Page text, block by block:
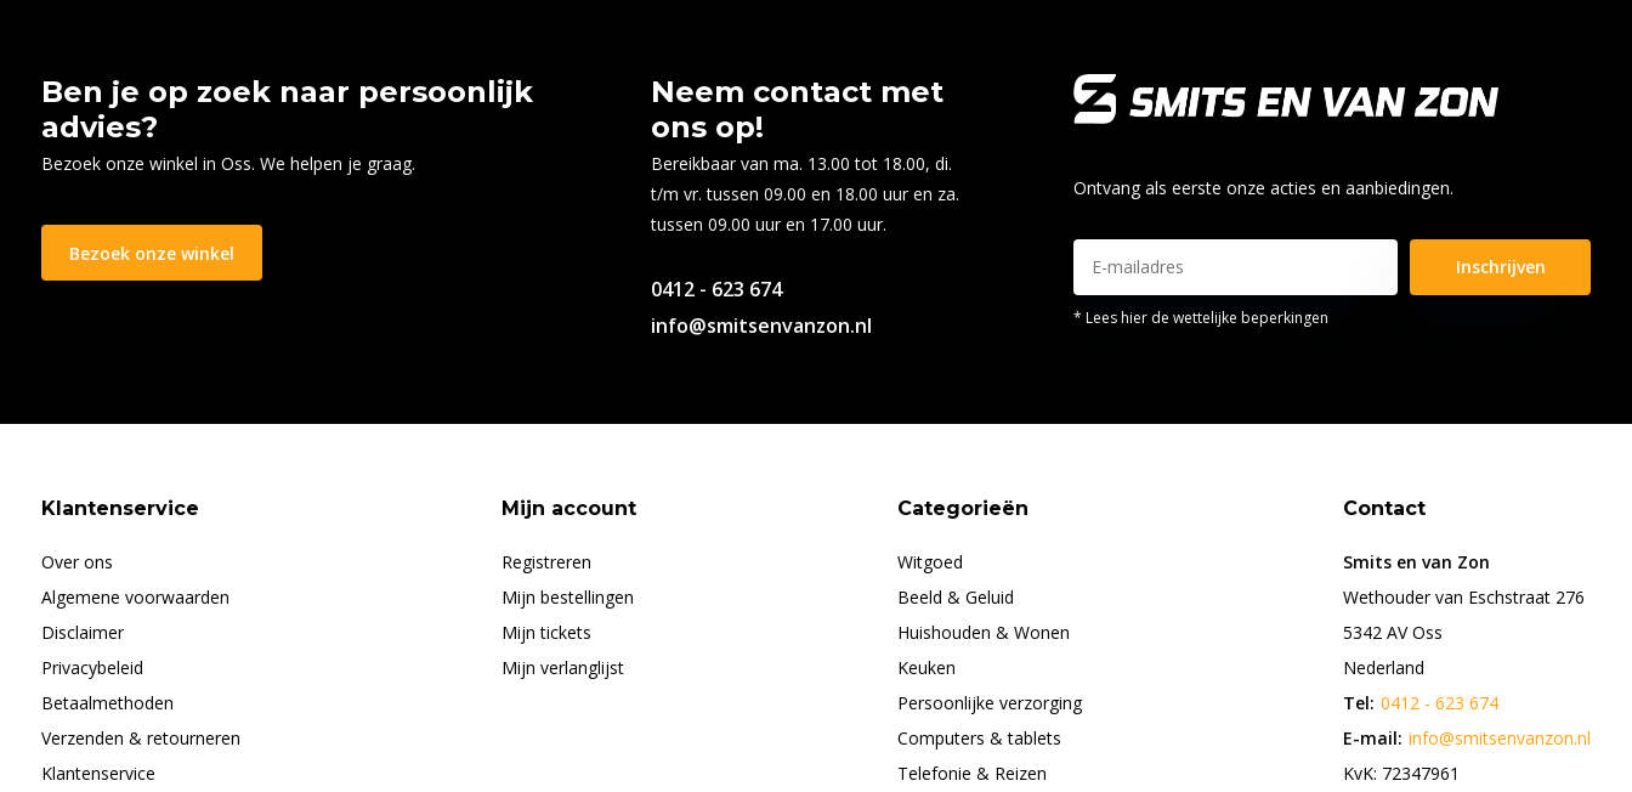
Ben je op zoek naar persoonlijk
advies?
Bezoek onze winkel in Oss. We helpen je graag.
Bezoek onze winkel
Neem contact met
ons op!
Bereikbaar van ma. 13.00 tot 18.00, di.
t/m vr. tussen 09.00 en 18.00 uur en za.
tussen 09.00 uur en 17.00 uur.
0412 - 623 674
info@smitsenvanzon.nl
Ontvang als eerste onze acties en aanbiedingen.
Inschrijven
* Lees hier de wettelijke beperkingen
Klantenservice
Over ons
Algemene voorwaarden
Disclaimer
Privacybeleid
Betaalmethoden
Verzenden & retourneren
Klantenservice
Mijn account
Registreren
Mijn bestellingen
Mijn tickets
Mijn verlanglijst
Categorieën
Witgoed
Beeld & Geluid
Huishouden & Wonen
Keuken
Persoonlijke verzorging
Computers & tablets
Telefonie & Reizen
Contact
Smits en van Zon
Wethouder van Eschstraat 276
5342 AV Oss
Nederland
Tel: 0412 - 623 674
E-mail: info@smitsenvanzon.nl
KvK: 72347961